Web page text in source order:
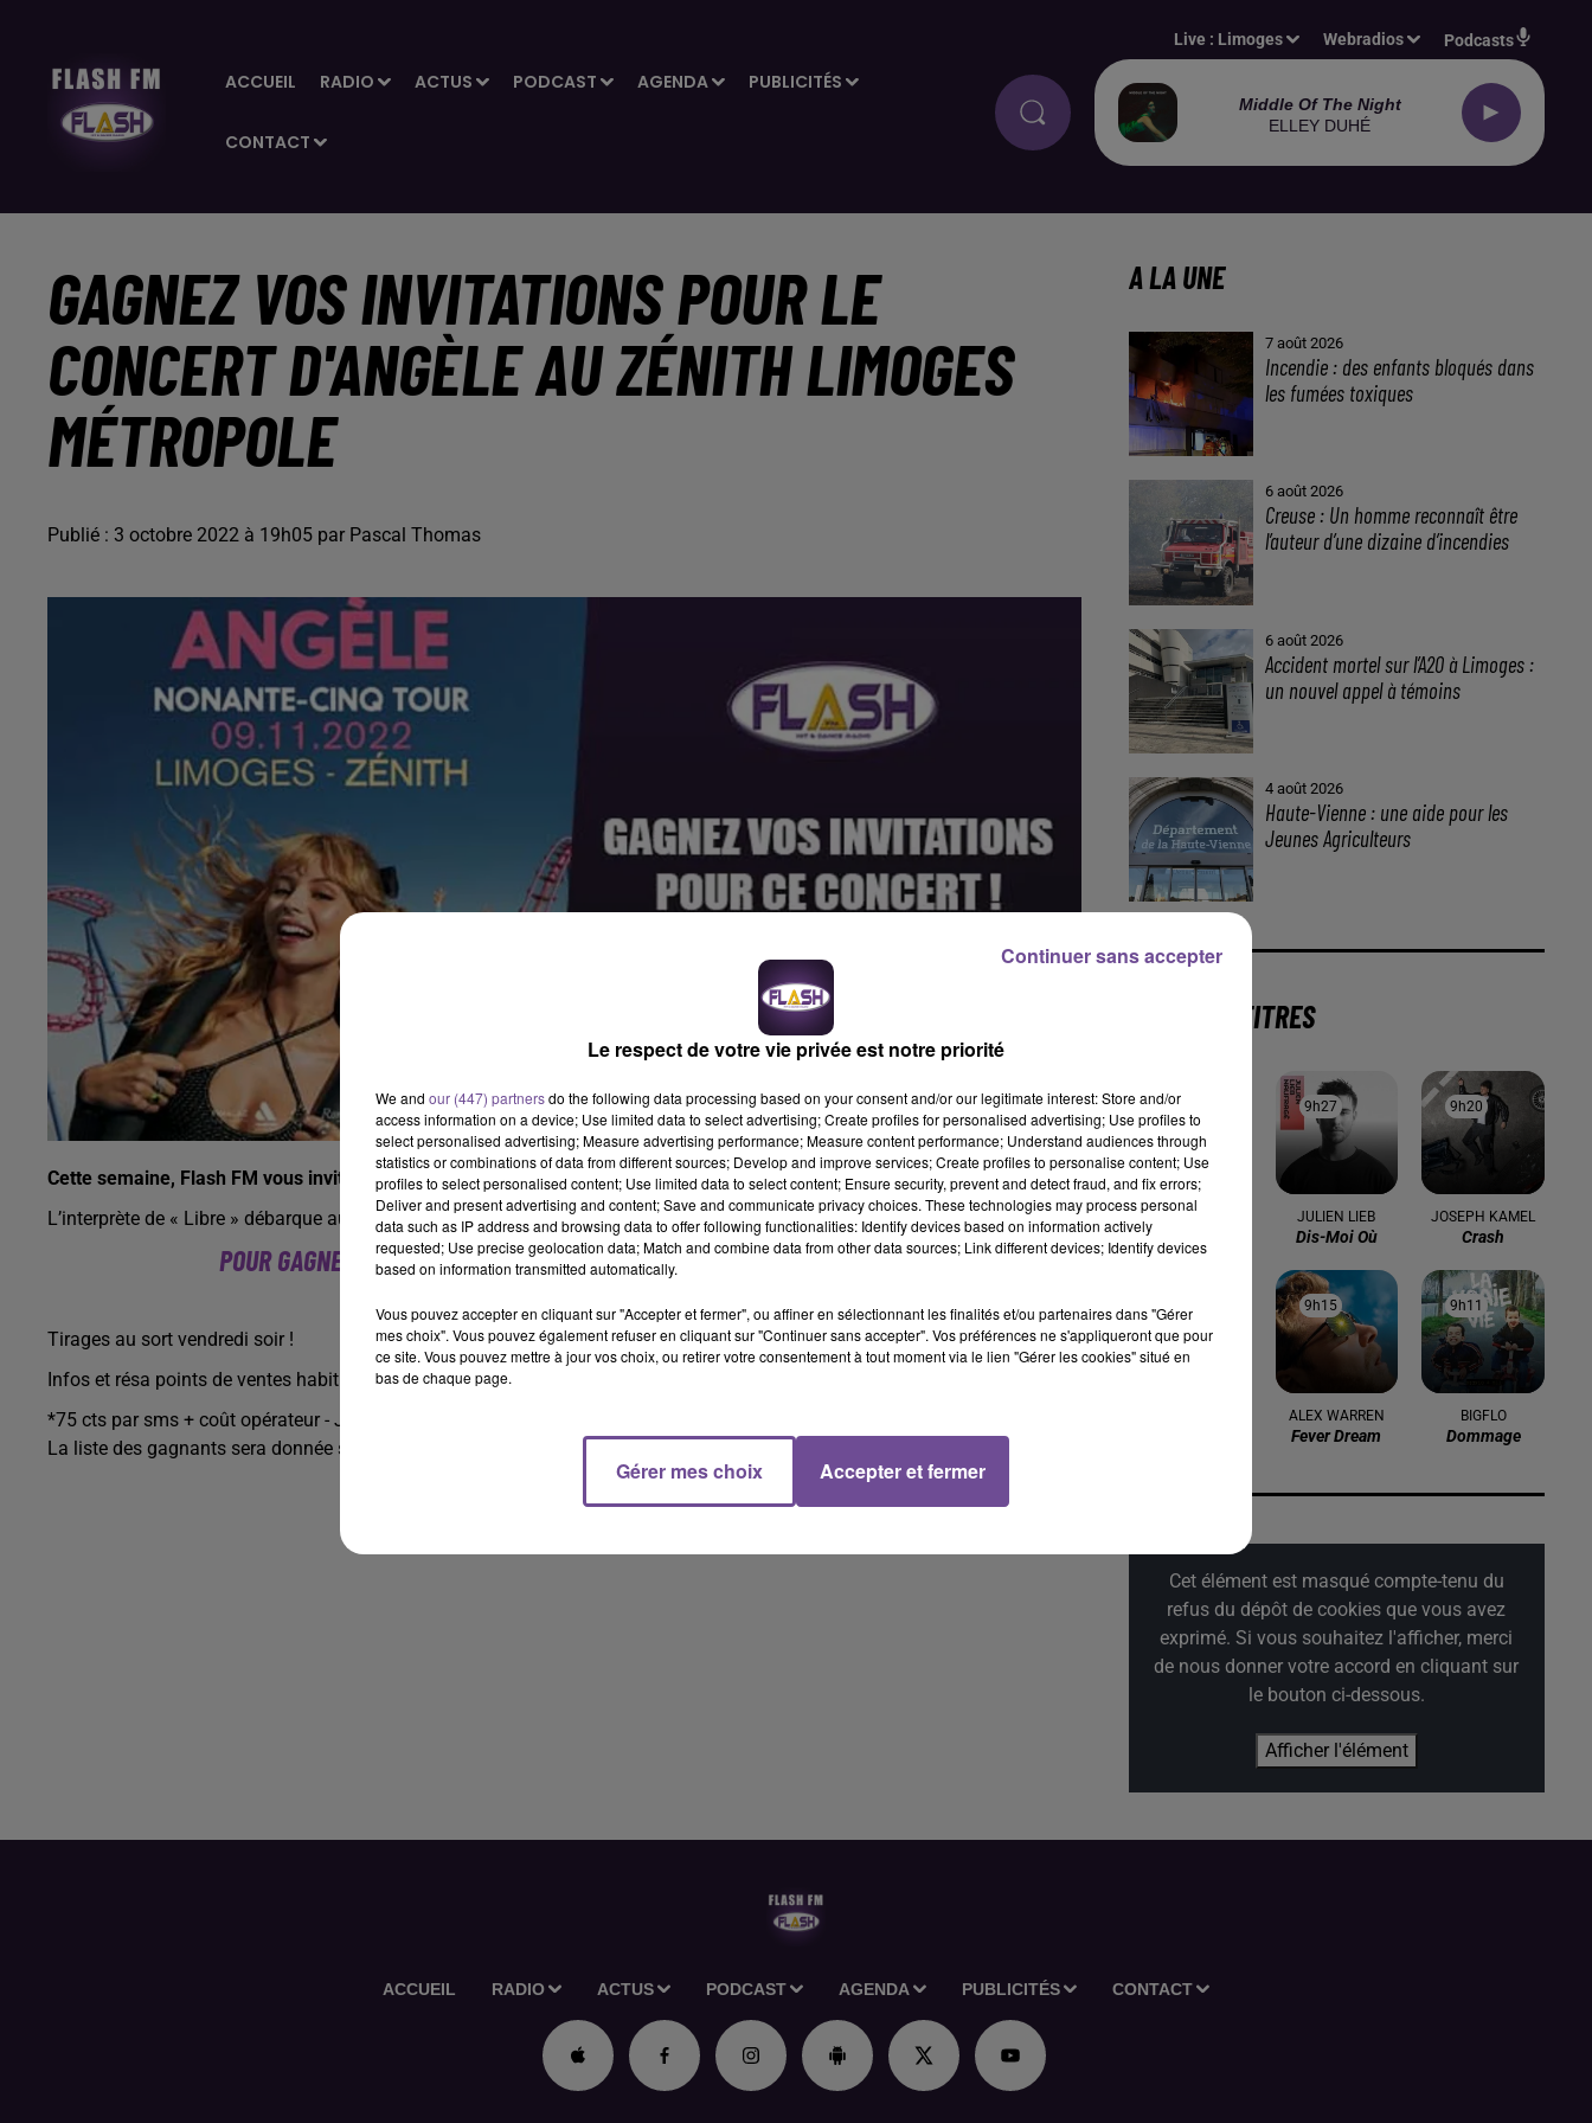
ACCUEIL RADIO ACTUS PODCAST AGENDA PUBLICITÉS
CONTACT
Live : Limoges Webradios Podcasts
Middle Of The Night
ELLEY DUHÉ
GAGNEZ VOS INVITATIONS POUR LE
CONCERT D'ANGÈLE AU ZÉNITH LIMOGES
MÉTROPOLE
Publié : 3 octobre 2022 à 19h05 par Pascal Thomas
Cette semaine, Flash FM vous invite au concert d’Angèle le mercredi 9 novembre à Limoges !
L’interprète de « Libre » débarque au Zénith de Limoges Métropole à 20h à l’occasion de son « Nonante-Cinq Tour » !
POUR GAGNER VOS INVITATIONS, TENTEZ VOTRE CHANCE EN ENVOYANT
LE MOT CLÉ FLASH AU 7 17 17* !
Tirages au sort vendredi soir !
Infos et résa points de ventes habituels
*75 cts par sms + coût opérateur - Jeu ouvert jusqu'au vendredi 7 octobre 2022 à 19h.
La liste des gagnants sera donnée sur cette page après le tirage au sort. Chacun des gagnants sera prévenu par mail.
A LA UNE
7 août 2026
Incendie : des enfants bloqués dans
les fumées toxiques
6 août 2026
Creuse : Un homme reconnaît être
l’auteur d’une dizaine d’incendies
6 août 2026
Accident mortel sur l’A20 à Limoges :
un nouvel appel à témoins
4 août 2026
Haute-Vienne : une aide pour les
Jeunes Agriculteurs
DERNIERS TITRES
9h32
9h32
I Just Might
9h27
9h27
JULIEN LIEB
Dis-Moi Où
9h20
9h20
JOSEPH KAMEL
Crash
9h17
9h17 9h15
9h15
ALEX WARREN
Fever Dream
9h11
9h11
BIGFLO
Dommage
Cet élément est masqué compte-tenu du
refus du dépôt de cookies que vous avez
exprimé. Si vous souhaitez l'afficher, merci
de nous donner votre accord en cliquant sur
le bouton ci-dessous.
Afficher l'élément
ACCUEIL RADIO ACTUS PODCAST AGENDA PUBLICITÉS CONTACT
Le respect de votre vie privée est notre priorité
We and our (447) partnersdo the following data processing based on your consent and/or our legitimate interest: Store and/or
access information on a device; Use limited data to select advertising; Create profiles for personalised advertising; Use profiles to
select personalised advertising; Measure advertising performance; Measure content performance; Understand audiences through
statistics or combinations of data from different sources; Develop and improve services; Create profiles to personalise content; Use
profiles to select personalised content; Use limited data to select content; Ensure security, prevent and detect fraud, and fix errors;
Deliver and present advertising and content; Save and communicate privacy choices. These technologies may process personal
data such as IP address and browsing data to offer following functionalities: Identify devices based on information actively
requested; Use precise geolocation data; Match and combine data from other data sources; Link different devices; Identify devices
based on information transmitted automatically.
Vous pouvez accepter en cliquant sur "Accepter et fermer", ou affiner en sélectionnant les finalités et/ou partenaires dans "Gérer
mes choix". Vous pouvez également refuser en cliquant sur "Continuer sans accepter". Vos préférences ne s'appliqueront que pour
ce site. Vous pouvez mettre à jour vos choix, ou retirer votre consentement à tout moment via le lien "Gérer les cookies" situé en
bas de chaque page.
Gérer mes choix Accepter et fermer
Continuer sans accepter